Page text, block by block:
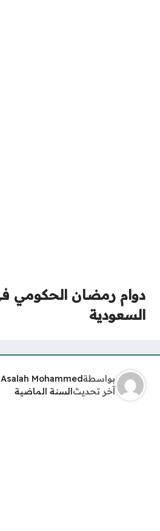
السعودية
بواسطةAsalah Mohammed
آخر تحديثالسنة الماضية